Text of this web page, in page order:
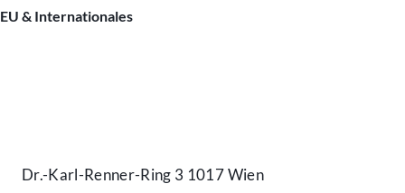
EU & Internationales
Dr.-Karl-Renner-Ring 3 1017 Wien